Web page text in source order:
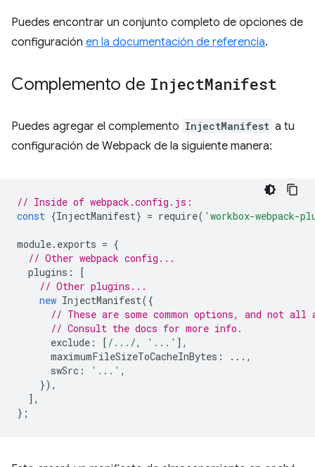
Puedes encontrar un conjunto completo de opciones de
configuración en la documentación de referencia.
Complemento de InjectManifest
Puedes agregar el complemento InjectManifest a tu
configuración de Webpack de la siguiente manera:
// Inside of webpack.config.js:
const {InjectManifest} = require( 'workbox-webpack-
module. exports = {
// Other webpack config...
plugins :
[
// Other plugins...
new InjectManifest({
// These are some common options, and not
// Consult the docs for more info.
exclude : [ /.../, '...' ],
maximumFileSizeToCacheInBytes :
...,
swSrc : '...' ,
}),
],
};